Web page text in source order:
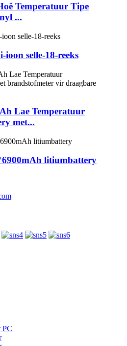
Temperatuur Tipe
...
ioon selle-18-reeks
Lae Temperatuur
met...
litiumbattery
PC